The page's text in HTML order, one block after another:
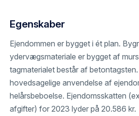
Egenskaber
Ejendommen er bygget i ét plan.
ydervægsmateriale er bygget af
tagmaterialet består af
hovedsagelige anvendelse af
helårsbeboelse. Ejendomsskatten
afgifter) for 2023 lyder på 20.586 kr.